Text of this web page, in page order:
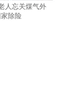
人忘关煤气外
除险